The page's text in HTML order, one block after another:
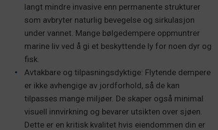
langt mindre invasive enn permanente strukturer
som avbryter naturlig bevegelse og sirkulasjon
under vannet. Mange bølgedempere oppmuntrer
marine liv ved å gi et beskyttende ly for noen dyr og
fisk.
Avtakbare og tilpasningsdyktige: Flytende dempere
er ikke avhengige av jordforhold, så de kan
tilpasses mange miljøer. De skaper også minimal
visuell innvirkning og bevarer utsikten over sjøen.
Dette er en kritisk kvalitet hvis eiendommen din er